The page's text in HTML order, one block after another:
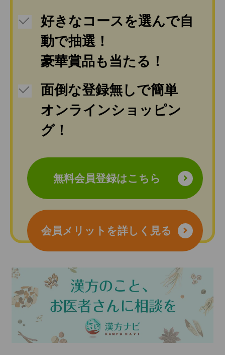
好きなコースを選んで自
動で抽選！
豪華賞品も当たる！
面倒な登録無しで簡単
オンラインショッピン
グ！
無料会員登録はこちら
会員メリットを詳しく見る